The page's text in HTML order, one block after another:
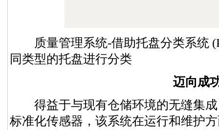
质量管理系统-借助托盘分类系统
同类型的托盘进行分类
迈向成
得益于与现有仓储环境的无缝集成
标准化传感器，该系统在运行和维护